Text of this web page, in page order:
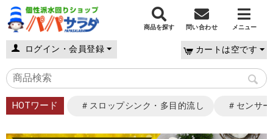
商品を探す 問い合わせ メニュー
ログイン・会員登録 カートは空です
HOTワード ＃スロップシンク・多目的流し ＃センサ